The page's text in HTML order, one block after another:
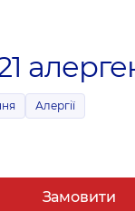
Алергії
Замовити